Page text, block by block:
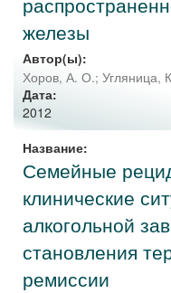
железы
Автор(ы):
Хоров, А. О.; Угляница,
Дата:
2012
Название:
Семейные
клинические
алкогольной
становления
ремиссии